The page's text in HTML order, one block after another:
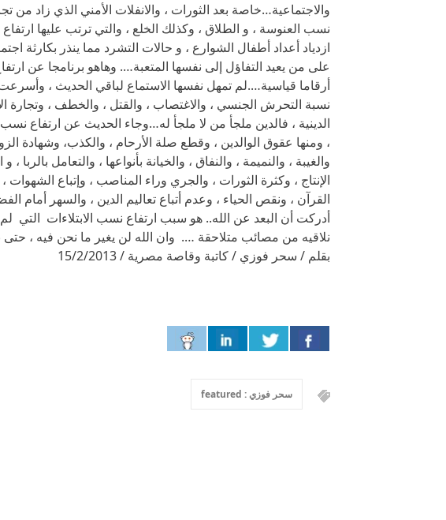
والاجتماعية…خاصة بعد الثورات ، والانفلات الأمني الذي زاد من
نسب العنوسة ، و الطلاق ، وكذلك الخلع ، والتي ترتب عليها
ازدياد أعداد أطفال الشوارع ، و حالات التشرد مما ينذر بكارثة
على من يعيد التفاؤل إلى نفسها المتعبة…. وهاهو برنامجا عن
أرقاما قياسية….لم تمهل نفسها الاستماع لباقي الحديث ،
نسبة التحرش الجنسي ، والاغتصاب ، والقتل ، والخطف ، وتجارة
الدينية ، فالدين ملجأ من لا ملجأ له…وجاء الحديث عن ارتفاع
، ومنها عقوق الوالدين ، وقطع صلة الأرحام ، والكذب، وشهادة
والغيبة ، والنميمة ، والنفاق ، والخيانة بأنواعها ، والتعامل
الإنتاج ، وكثرة الثورات ، والجري وراء المناصب ، وإتباع الشهوات
القرآن ، ونقص الحياء ، وعدم أتباع تعاليم الدين ، والسهر أمام
أدركت أن البعد عن الله.. هو سبب ارتفاع نسب الابتلاءات
نلاقيه من مصائب متلاحقة …. وان الله لن يغير ما نحن فيه ، حتى
بقلم / سحر فوزي / كاتبة وقاصة مصرية / 15/2/2013
سحر فوزي : featured